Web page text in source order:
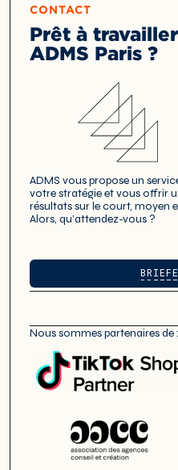
CONTACT
Prêt à
ADMS Paris ?
ADMS vous propose un
votre stratégie et vous offrir
résultats sur le court, moyen
Alors, qu’attendez-vous ?
Nous sommes partenaires de :